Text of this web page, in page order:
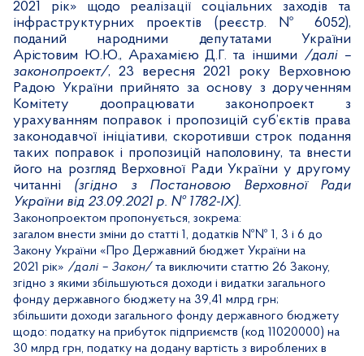
2021 рік» щодо реалізації соціальних заходів та
інфраструктурних проектів (реєстр. № 6052),
поданий народними депутатами України
Арістовим Ю.Ю., Арахамією Д.Г. та іншими /далі –
законопроект/, 23 вересня 2021 року Верховною
Радою України прийнято за основу з дорученням
Комітету доопрацювати законопроект з
урахуванням поправок і пропозицій суб’єктів права
законодавчої ініціативи, скоротивши строк подання
таких поправок і пропозицій наполовину, та внести
його на розгляд Верховної Ради України у другому
читанні (згідно з Постановою Верховної Ради
України від 23.09.2021 р. № 1782-ІХ).
Законопроектом пропонується, зокрема:
загалом внести зміни до статті 1, додатків №№ 1, 3 і 6 до
Закону України «Про Державний бюджет України на
2021 рік» /далі – Закон/ та виключити статтю 26 Закону,
згідно з якими збільшуються доходи і видатки загального
фонду державного бюджету на 39,41 млрд грн;
збільшити доходи загального фонду державного бюджету
щодо: податку на прибуток підприємств (код 11020000) на
30 млрд грн, податку на додану вартість з вироблених в